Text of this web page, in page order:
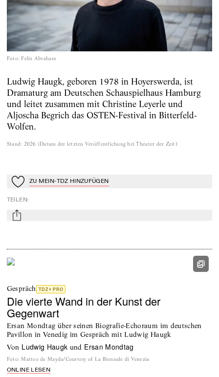
Foto: Felix Abraham
Ludwig Haugk, geboren 1978 in Hoyerswerda, ist
Dramaturg am Deutschen Schauspielhaus Hamburg
und leitet zusammen mit Christine Leyerle und
Aljoscha Begrich das OSTEN-Festival in Bitterfeld-
Wolfen.
Stand: 2026 ( Datum der letzten Veröffentlichung bei Theater der Zeit )
Zu Mein-TdZ hinzufügen
ZU MEIN-TDZ HINZUFÜGEN
TEILEN:
mail
Gespräch TDZ+ PRO
Die vierte Wand in der Kunst der
Gegenwart
Ersan Mondtag über seinen Biografie-Echoraum im deutschen
Pavillon in Venedig im Gespräch mit Ludwig Haugk
von Ludwig Haugk und Ersan Mondtag
Foto: Matteo de Mayda/Courtesy of La Biennale di Venezia
ONLINE LESEN